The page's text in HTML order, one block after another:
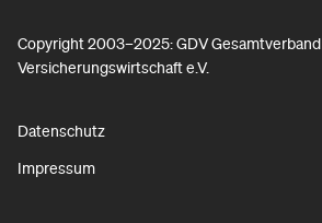
Copyright 2003–2025: GDV
Versicherungswirtschaft e.V.
Datenschutz
Impressum